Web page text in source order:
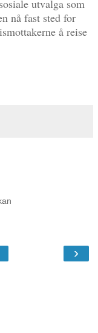
utvalga som
nå fast sted for
å reise
›